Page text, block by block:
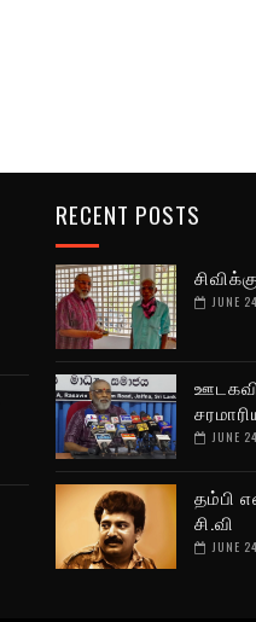
RECENT POSTS
JUNE
JUNE
தம்பி
சி.வி
JUNE